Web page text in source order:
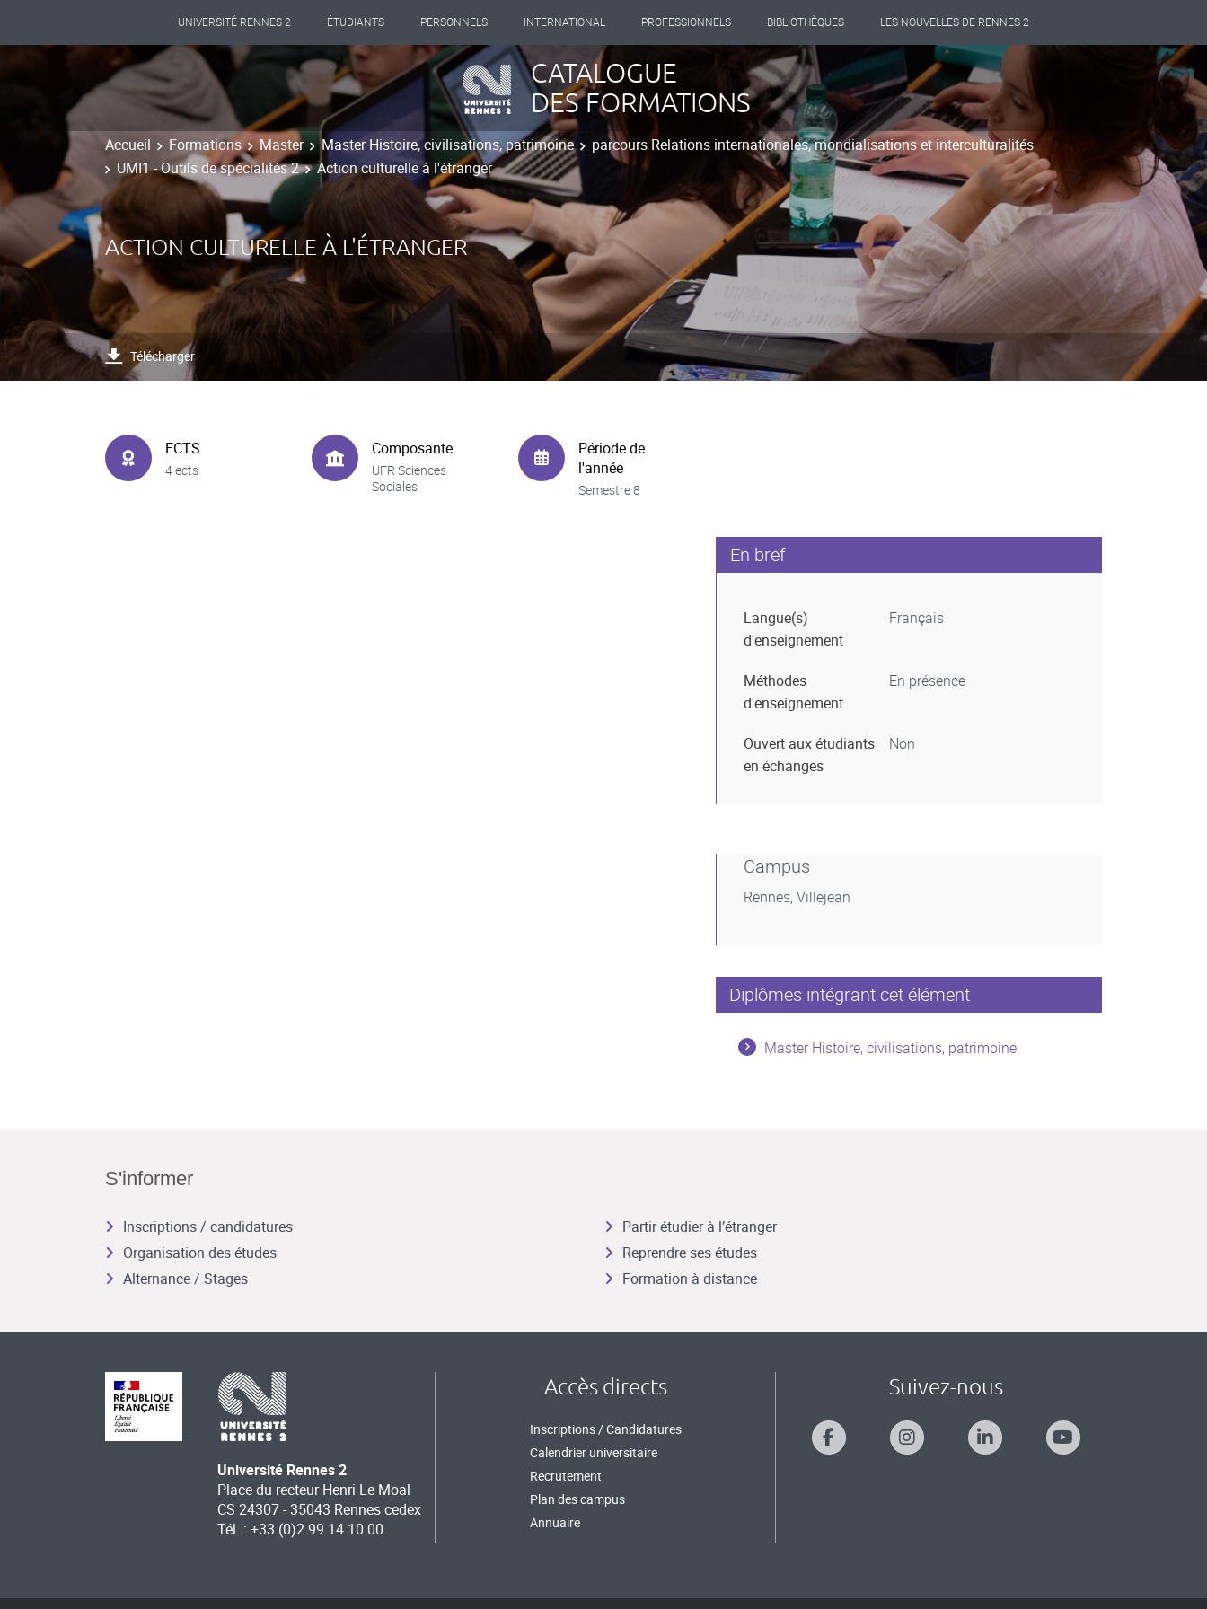
UNIVERSITÉ RENNES 2 ÉTUDIANTS PERSONNELS INTERNATIONAL PROFESSIONNELS BIBLIOTHÈQUES LES NOUVELLES DE RENNES 2
CATALOGUE
DES FORMATIONS
Accueil Formations Master Master Histoire, civilisations, patrimoine
parcours Relations internationales, mondialisations et interculturalités
UMI1 - Outils de spécialités 2
Action culturelle à l'étranger
ACTION CULTURELLE À L'ÉTRANGER
Télécharger
ECTS
4 ects
Composante
UFR Sciences
Sociales
Période de
l'année
Semestre 8
En bref
Langue(s)
d'enseignement
Français
Méthodes
d'enseignement
En présence
Ouvert aux étudiants
en échanges
Non
Campus
Rennes, Villejean
Diplômes intégrant cet élément
Master Histoire, civilisations, patrimoine
S'informer
Inscriptions / candidatures
Organisation des études
Alternance / Stages
Partir étudier à l’étranger
Reprendre ses études
Formation à distance
Université Rennes 2
Place du recteur Henri Le Moal
CS 24307 - 35043 Rennes cedex
Tél. : +33 (0)2 99 14 10 00
Accès directs
Inscriptions / Candidatures
Calendrier universitaire
Recrutement
Plan des campus
Annuaire
Suivez-nous